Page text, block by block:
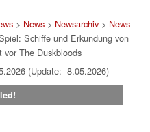
> News> Newsarchiv> News
Schiffe und Erkundung von
vor The Duskbloods
(Update: 8.05.2026)